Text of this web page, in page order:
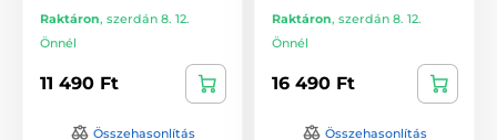
Raktáron, szerdán 8. 12.
Önnél
11 490 Ft
Összehasonlítás
Raktáron, szerdán 8. 12.
Önnél
16 490 Ft
Összehasonlítás